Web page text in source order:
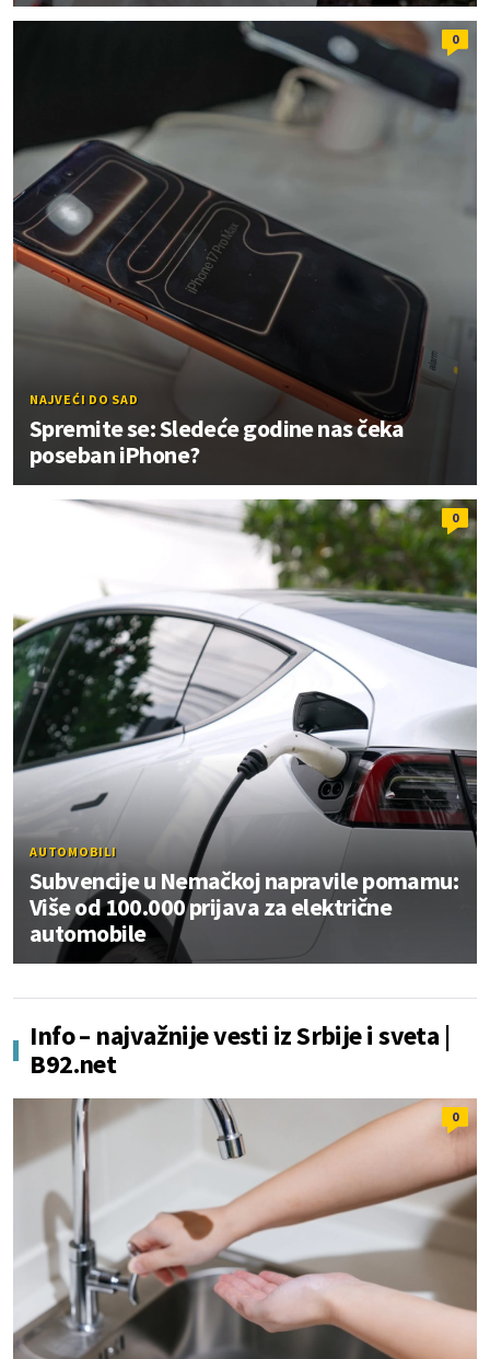
0
NAJVEĆI DO SAD
Spremite se: Sledeće godine nas čeka
poseban iPhone?
0
AUTOMOBILI
Subvencije u Nemačkoj napravile pomamu:
Više od 100.000 prijava za električne
automobile
Info – najvažnije vesti iz Srbije i sveta |
B92.net
0